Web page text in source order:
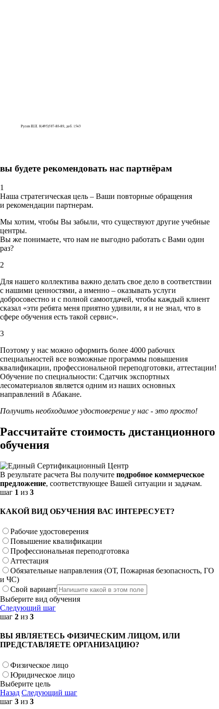
вы будете рекомендовать нас партнёрам
1
Наша стратегическая цель – Ваши повторные обращения
и рекомендации партнерам.
Мы хотим, чтобы Вы забыли, что существуют другие учебные
центры.
Вы же понимаете, что нам не выгодно работать с Вами один
раз?
2
Для нашего коллектива важно делать свое дело в соответствии
с нашими ценностями, а именно – оказывать услуги
добросовестно и с полной самоотдачей, чтобы каждый клиент
сказал «эти ребята меня приятно удивили, я и не знал, что в
сфере обучения есть такой сервис».
3
Поэтому у нас можно оформить более 4000 рабочих
специальностей все возможные программы повышения
квалификации, профессиональной переподготовки, аттестации!
Обучение по специальности: Сдатчик экспортных
лесоматериалов является одним из наших основных
направлений в Абакане.
Получить необходимое удостоверение у нас - это просто!
Рассчитайте стоимость дистанционного
обучения
В результате расчета Вы получите подробное коммерческое
предложение, соответствующее Вашей ситуации и задачам.
шаг 1 из 3
КАКОЙ ВИД ОБУЧЕНИЯ ВАС ИНТЕРЕСУЕТ?
Рабочие удостоверения
Повышение квалификации
Профессиональная переподготовка
Аттестация
Обязательные направления (ОТ, Пожарная безопасность, ГО
и ЧС)
Свой вариант
Выберите вид обучения
Следующий шаг
шаг 2 из 3
ВЫ ЯВЛЯЕТЕСЬ ФИЗИЧЕСКИМ ЛИЦОМ, ИЛИ
ПРЕДСТАВЛЯЕТЕ ОРГАНИЗАЦИЮ?
Физическое лицо
Юридическое лицо
Выберите цель
Назад Следующий шаг
шаг 3 из 3